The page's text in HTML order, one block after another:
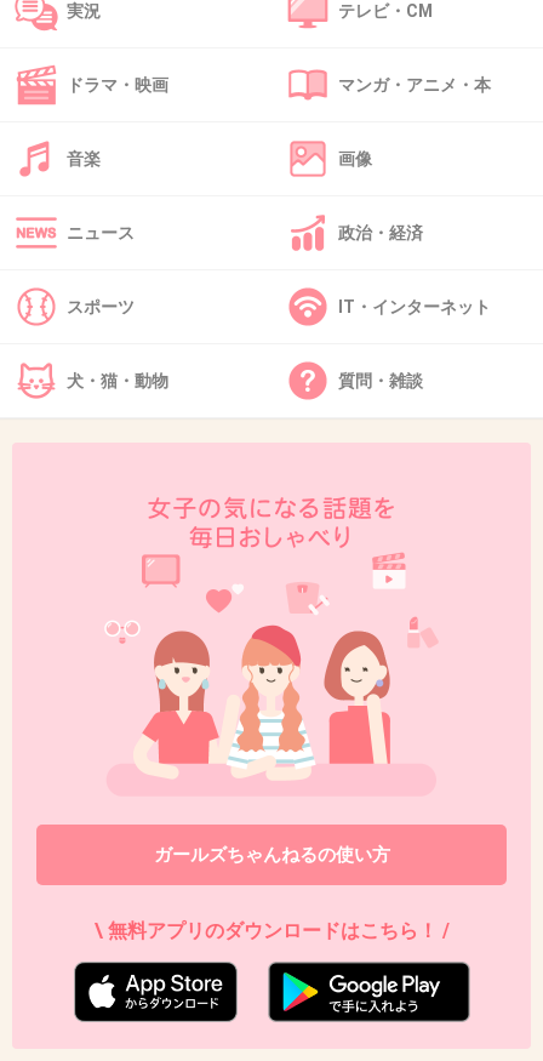
44. 匿名 2016/06/26(日) 20:42:37
芸能人ってただでさえストレス溜まるだろうか
ら、ストレス解消くらいさせてあげればいいの
+341
逆手にとってオタ番組とかオタ連載とかすれば
いい
そしたらそっちのジャンルの人にも好きになっ
ヲタを取ったら個性が死んじゃう!!(笑)
+434
2016/06/26(日) 20:44:26
+43
2016/06/26(日) 20:45:34
仕事頑張ってるのに、好きな事すら自粛してほ
しいなんてかわいそうだな……
実況 テレビ・CM
ドラマ・映画 マンガ・アニメ・本
音楽 画像
ニュース 政治・経済
スポーツ IT・インターネット
犬・猫・動物 質問・雑談
ガールズちゃんねるの使い方
\ 無料アプリのダウンロードはこちら！ /